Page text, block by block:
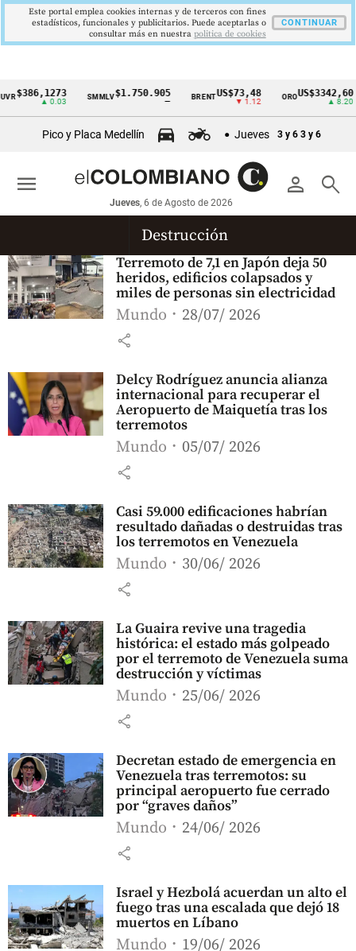
Cintillo
económicos
Colombia
$386,1273
▲ 0.03
SMMLV $1.750.905 BRENTUS$73,48
▼ 1.12
OROUS$3342,60
▲ 8.20
Pico y Placa Medellín Jueves 3 y 6 3 y 6
person search
Jueves, 6 de Agosto de 2026
menu
Destrucción
Terremoto de 7,1 en Japón deja 50
heridos, edificios colapsados y
miles de personas sin electricidad
Mundo 28/07/ 2026
share
Delcy Rodríguez anuncia alianza
internacional para recuperar el
Aeropuerto de Maiquetía tras los
terremotos
Mundo 05/07/ 2026
share
Casi 59.000 edificaciones habrían
resultado dañadas o destruidas tras
los terremotos en Venezuela
Mundo 30/06/ 2026
share
La Guaira revive una tragedia
histórica: el estado más golpeado
por el terremoto de Venezuela suma
destrucción y víctimas
Mundo 25/06/ 2026
share
Decretan estado de emergencia en
Venezuela tras terremotos: su
principal aeropuerto fue cerrado
por “graves daños”
Mundo 24/06/ 2026
share
Israel y Hezbolá acuerdan un alto el
fuego tras una escalada que dejó 18
muertos en Líbano
Mundo 19/06/ 2026
Este portal emplea cookies internas y de terceros con fines
estadísticos, funcionales y publicitarios. Puede aceptarlas o
consultar más en nuestra politica de cookies
CONTINUAR